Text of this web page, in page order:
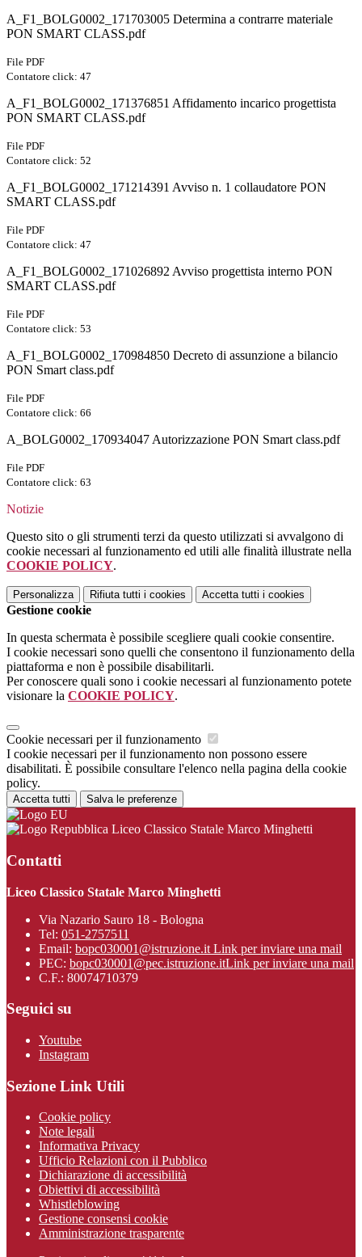
A_F1_BOLG0002_171703005 Determina a contrarre materiale
PON SMART CLASS.pdf
File PDF
Contatore click: 47
A_F1_BOLG0002_171376851 Affidamento incarico progettista
PON SMART CLASS.pdf
File PDF
Contatore click: 52
A_F1_BOLG0002_171214391 Avviso n. 1 collaudatore PON
SMART CLASS.pdf
File PDF
Contatore click: 47
A_F1_BOLG0002_171026892 Avviso progettista interno PON
SMART CLASS.pdf
File PDF
Contatore click: 53
A_F1_BOLG0002_170984850 Decreto di assunzione a bilancio
PON Smart class.pdf
File PDF
Contatore click: 66
A_BOLG0002_170934047 Autorizzazione PON Smart class.pdf
File PDF
Contatore click: 63
Notizie
Questo sito o gli strumenti terzi da questo utilizzati si avvalgono di
cookie necessari al funzionamento ed utili alle finalità illustrate nella
COOKIE POLICY.
Personalizza Rifiuta tutti i cookies Accetta tutti i cookies
Gestione cookie
In questa schermata è possibile scegliere quali cookie consentire.
I cookie necessari sono quelli che consentono il funzionamento della
piattaforma e non è possibile disabilitarli.
Per conoscere quali sono i cookie necessari al funzionamento potete
visionare la COOKIE POLICY.
Cookie necessari per il funzionamento
I cookie necessari per il funzionamento non possono essere
disabilitati. È possibile consultare l'elenco nella pagina della cookie
policy.
Accetta tutti Salva le preferenze
Liceo Classico Statale Marco Minghetti
Contatti
Liceo Classico Statale Marco Minghetti
Via Nazario Sauro 18 - Bologna
Tel: 051-2757511
Email: bopc030001@istruzione.it Link per inviare una mail
PEC: bopc030001@pec.istruzione.itLink per inviare una mail
C.F.: 80074710379
Seguici su
Youtube
Instagram
Sezione Link Utili
Cookie policy
Note legali
Informativa Privacy
Ufficio Relazioni con il Pubblico
Dichiarazione di accessibilità
Obiettivi di accessibilità
Whistleblowing
Gestione consensi cookie
Amministrazione trasparente